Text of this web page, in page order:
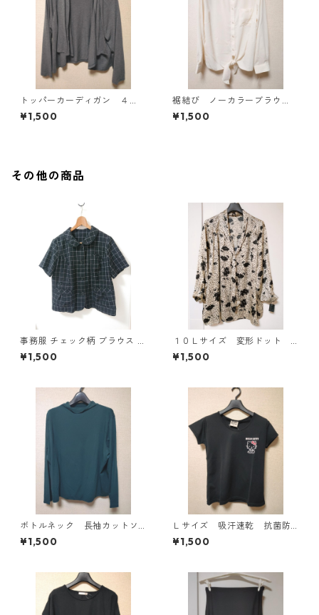
トッパーカーディガン ４
Ｌ グレー KAE-4814
¥1,500
裾結び ノーカラーブラウ
ス ３Ｌ アイボリー KAE-
4813
¥1,500
その他の商品
事務服 チェック柄 ブラウス 3
L ブラック ◆KIY-1298◆
¥1,500
１０Ｌサイズ 変形ドット
花柄 ボウタイブラウス オ
フホワイト KAE-4774
¥1,500
ボトルネック 長袖カットソ
ー ４Ｌ ティールグリー
ン KAE-4812
¥1,500
Ｌサイズ 吸汗速乾 抗菌防
臭・消臭 ハローキティ ド
ライメッシュＴシャツ ブラ
¥1,500